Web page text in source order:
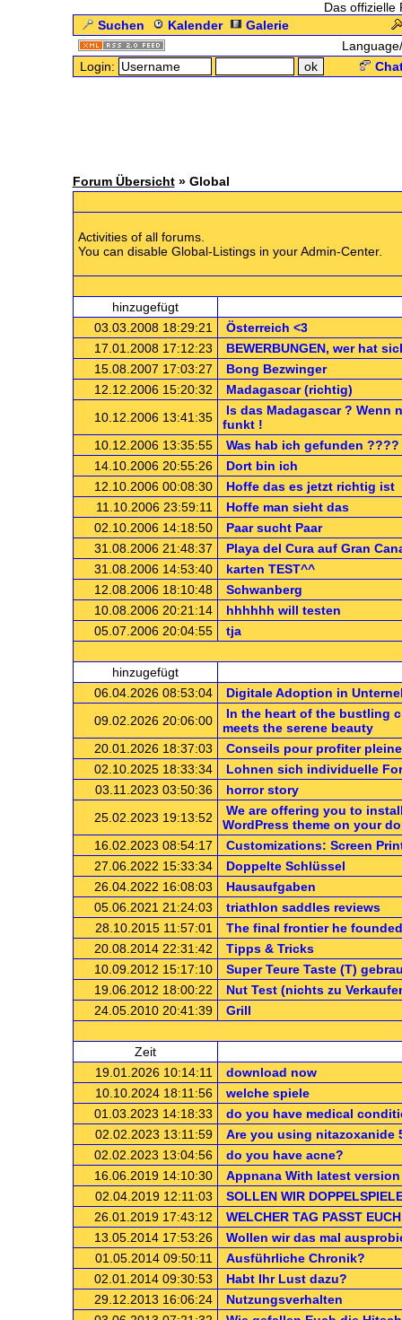
Das offizielle
Suchen
Kalender
Galerie
Login:
Forum Übersicht» Global
Activities of all forums.
You can disable Global-Listings in your Admin-Center.
hinzugefügt
03.03.2008 18:29:21
Österreich <3
17.01.2008 17:12:23
BEWERBUNGEN, wer hat
15.08.2007 17:03:27
Bong Bezwinger
12.12.2006 15:20:32
Madagascar (richtig)
10.12.2006 13:41:35
Is das Madagascar ?
funkt !
10.12.2006 13:35:55
Was hab ich gefunden ????
14.10.2006 20:55:26
Dort bin ich
12.10.2006 00:08:30
Hoffe das es jetzt richtig ist
11.10.2006 23:59:11
Hoffe man sieht das
02.10.2006 14:18:50
Paar sucht Paar
31.08.2006 21:48:37
Playa del Cura auf Gran
31.08.2006 14:53:40
karten TEST^^
12.08.2006 18:10:48
Schwanberg
10.08.2006 20:21:14
hhhhhh will testen
05.07.2006 20:04:55
tja
hinzugefügt
06.04.2026 08:53:04
Digitale Adoption in
09.02.2026 20:06:00
In the heart of the bustling
meets the serene beauty
20.01.2026 18:37:03
Conseils pour profiter
02.10.2025 18:33:34
Lohnen sich individuelle
03.11.2023 03:50:36
horror story
25.02.2023 19:13:52
We are offering you to
WordPress theme on your
16.02.2023 08:54:17
Customizations: Screen
27.06.2022 15:33:34
Doppelte Schlüssel
26.04.2022 16:08:03
Hausaufgaben
05.06.2021 21:24:03
triathlon saddles reviews
28.10.2015 11:57:01
The final frontier he founded
20.08.2014 22:31:42
Tipps & Tricks
10.09.2012 15:17:10
Super Teure Taste (T)
19.06.2012 18:00:22
Nut Test (nichts zu
24.05.2010 20:41:39
Grill
Zeit
19.01.2026 10:14:11
download now
10.10.2024 18:11:56
welche spiele
01.03.2023 14:18:33
do you have medical
02.02.2023 13:11:59
Are you using nitazoxanide
02.02.2023 13:04:56
do you have acne?
16.06.2019 14:10:30
Appnana With latest version
02.04.2019 12:11:03
SOLLEN WIR
26.01.2019 17:43:12
WELCHER TAG PASST
13.05.2014 17:53:26
Wollen wir das mal
01.05.2014 09:50:11
Ausführliche Chronik?
02.01.2014 09:30:53
Habt Ihr Lust dazu?
29.12.2013 16:06:24
Nutzungsverhalten